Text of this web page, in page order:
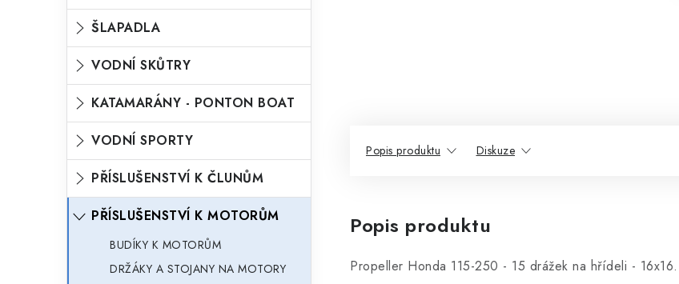
ŠLAPADLA
VODNÍ SKŮTRY
KATAMARÁNY - PONTON BOAT
VODNÍ SPORTY
PŘÍSLUŠENSTVÍ K ČLUNŮM
PŘÍSLUŠENSTVÍ K MOTORŮM
BUDÍKY K MOTORŮM
DRŽÁKY A STOJANY NA MOTORY
Popis produktu Diskuze
Popis produktu
Propeller Honda 115-250 - 15 drážek na hřídeli - 16x16.